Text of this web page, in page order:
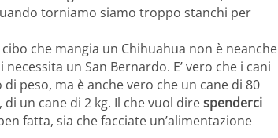
torniamo siamo troppo stanchi per
che mangia un Chihuahua non è neanche
un San Bernardo. E’ vero che i cani
peso, ma è anche vero che un cane di 80
un cane di 2 kg. Il che vuol direspenderci
fatta, sia che facciate un’alimentazione